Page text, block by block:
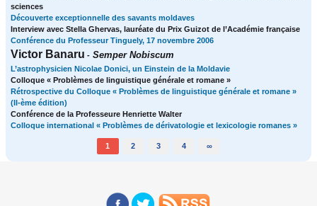
sciences
Découverte exceptionnelle des savants moldaves
Interview avec Stella Ghervas, lauréate du Prix Guizot de l’Académie française
Conférence du Professeur Tinguely, 17 novembre 2006
Victor Banaru - Semper Nobiscum
L’astrophysicien Nicolae Donici, un Einstein de la Moldavie
Colloque « Problèmes de linguistique générale et romane »
Rétrospective du Colloque « Problèmes de linguistique générale et romane »
(II-ème édition)
Conférence de la Professeure Henriette Walter
Colloque international « Problèmes de dérivatologie et lexicologie romanes »
1 2 3 4 ∞